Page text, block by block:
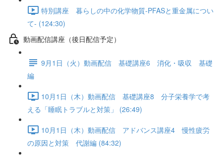
特別講座 暮らしの中の化学物質-PFASと重金属につい
て- (124:30)
動画配信講座（後日配信予定）
9月1日（火）動画配信 基礎講座6 消化・吸収 基礎
編
10月1日（木）動画配信 基礎講座8 分子栄養学で考
える「睡眠トラブルと対策」 (26:49)
10月1日（木）動画配信 アドバンス講座4 慢性疲労
の原因と対策 代謝編 (84:32)